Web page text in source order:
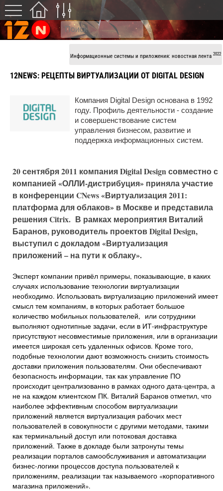
Информационные системы и приложения: новостная лента 2022
12NEWS: РЕЦЕПТЫ ВИРТУАЛИЗАЦИИ ОТ DIGITAL DESIGN
Компания Digital Design основана в 1992
году. Профиль деятельности - создание
и совершенствование систем
управления бизнесом, развитие и
поддержка информационных систем.
20 сентября 2011 компания Digital Design совместно с
компанией «ОЛЛИ-дистрибуция» приняла участие
в конференции CNews «Виртуализация 2011:
платформа для облаков» в Москве и представила
решения Citrix. В рамках мероприятия Виталий
Баранов, руководитель проектов Digital Design,
выступил с докладом «Виртуализация
приложений – на пути к облаку».
Эксперт компании привёл примеры, показывающие, в каких
случаях использование технологии виртуализации
необходимо. Использовать виртуализацию приложений имеет
смысл тем компаниям, в которых работает большое
количество мобильных пользователей, или сотрудники
выполняют однотипные задачи, если в ИТ-инфраструктуре
присутствуют несовместимые приложения, или в организации
имеется широкая сеть удаленных офисов. Кроме того,
подобные технологии дают возможность снизить стоимость
доставки приложения пользователям. Они обеспечивают
безопасность информации, так как управление ПО
происходит централизованно в рамках одного дата-центра, а
не на каждом клиентском ПК. Виталий Баранов отметил, что
наиболее эффективным способом виртуализации
приложений является виртуализация рабочих мест
пользователей в совокупности с другими методами, такими
как терминальный доступ или потоковая доставка
приложений. Также в докладе были затронуты темы
реализации порталов самообслуживания и автоматизации
бизнес-логики процессов доступа пользователей к
приложениям, реализации так называемого «корпоративного
магазина приложений».